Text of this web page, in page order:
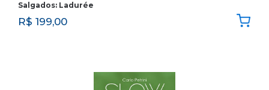
Salgados: Ladurée
R$ 199,00